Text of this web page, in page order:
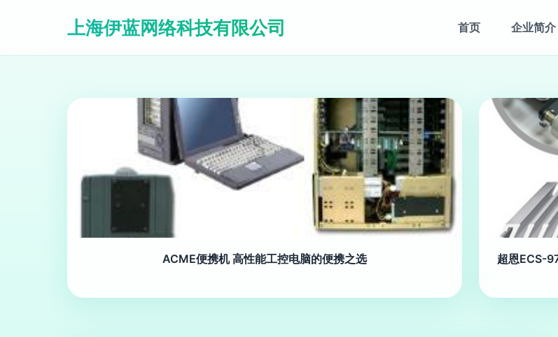
上海伊蓝网络科技有限公司 首页 企业简介
ACME便携机 高性能工控电脑的便携之选
超恩ECS-